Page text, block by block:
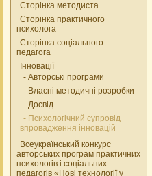
Сторінка методиста
Сторінка практичного
психолога
Сторінка соціального
педагога
Інновації
- Авторські програми
- Власні методичні розробки
- Досвід
- Психологічний супровід
впровадження інновацій
Всеукраїнський конкурс
авторських програм практичних
психологів і соціальних
педагогів «Нові технології у